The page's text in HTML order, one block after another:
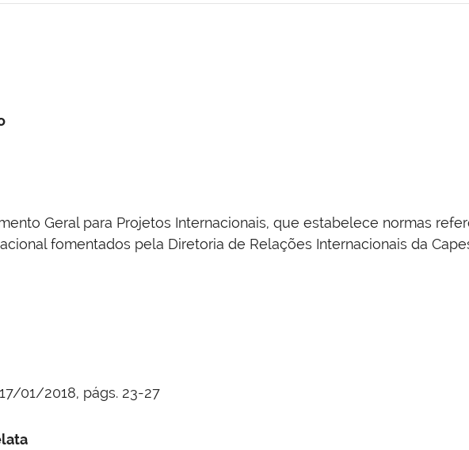
Geral para Projetos Internacionais, que estabelece normas
fomentados pela Diretoria de Relações Internacionais da
01/2018, págs. 23-27